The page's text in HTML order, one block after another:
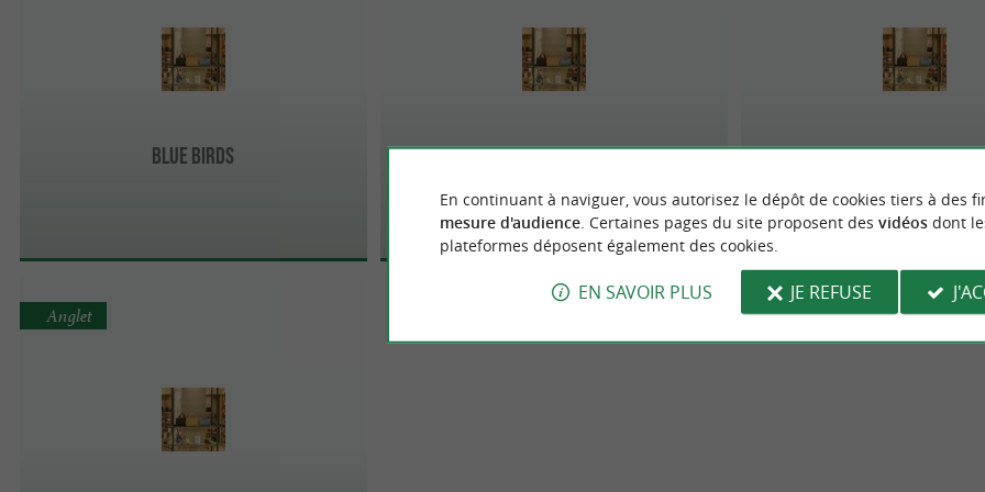
Blue Birds Alice Springs Esprit
Anglet
En continuant à naviguer, vous autorisez le dépôt de cookies tiers à des
mesure d'audience. Certaines pages du site proposent des vidéosdont
plateformes déposent également des cookies.
EN SAVOIR PLUS JE REFUSE